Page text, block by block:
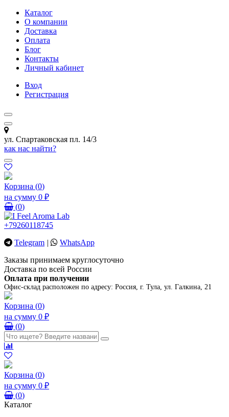
Каталог
О компании
Доставка
Оплата
Блог
Контакты
Личный кабинет
Вход
Регистрация
ул. Спартаковская пл. 14/3
как нас найти?
Корзина (0)
на сумму 0 ₽
(0)
+79260118745
Telegram |
WhatsApp
Заказы принимаем круглосуточно
Доставка по всей России
Оплата при получении
Офис-склад расположен по адресу: Россия, г. Тула, ул. Галкина, 21
Корзина (0)
на сумму 0 ₽
(0)
Корзина (0)
на сумму 0 ₽
(0)
Каталог